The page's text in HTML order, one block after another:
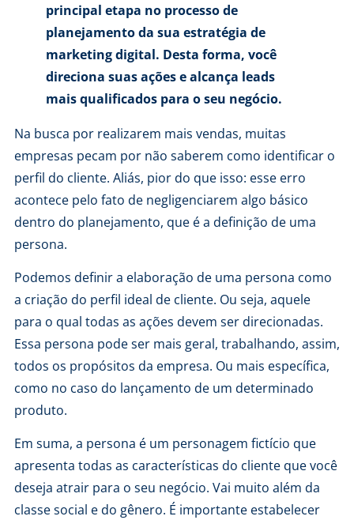
principal etapa no processo de
planejamento da sua estratégia de
marketing digital. Desta forma, você
direciona suas ações e alcança leads
mais qualificados para o seu negócio.
Na busca por realizarem mais vendas, muitas
empresas pecam por não saberem como identificar o
perfil do cliente. Aliás, pior do que isso: esse erro
acontece pelo fato de negligenciarem algo básico
dentro do planejamento, que é a definição de uma
persona.
Podemos definir a elaboração de uma persona como
a criação do perfil ideal de cliente. Ou seja, aquele
para o qual todas as ações devem ser direcionadas.
Essa persona pode ser mais geral, trabalhando, assim,
todos os propósitos da empresa. Ou mais específica,
como no caso do lançamento de um determinado
produto.
Em suma, a persona é um personagem fictício que
apresenta todas as características do cliente que você
deseja atrair para o seu negócio. Vai muito além da
classe social e do gênero. É importante estabelecer